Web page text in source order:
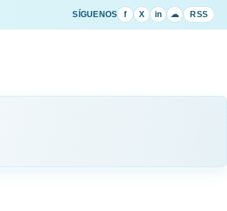
SÍGUENOS f X in ☁ RSS